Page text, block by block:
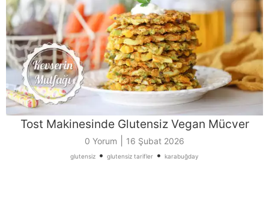
Tost Makinesinde Glutensiz Vegan Mücver
0 Yorum 16 Şubat 2026
glutensiz • glutensiz tarifler • karabuğday